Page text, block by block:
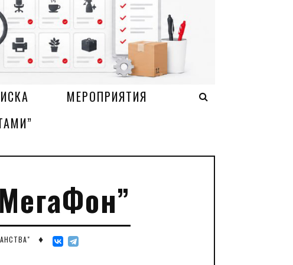
МЕРОПРИЯТИЯ
♦